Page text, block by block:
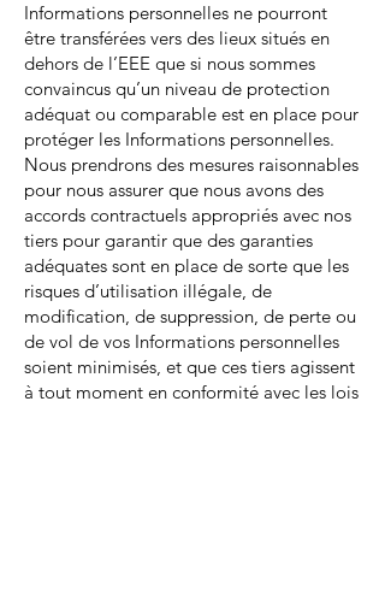
Informations personnelles ne pourront
être transférées vers des lieux situés en
dehors de l’EEE que si nous sommes
convaincus qu’un niveau de protection
adéquat ou comparable est en place pour
protéger les Informations personnelles.
Nous prendrons des mesures raisonnables
pour nous assurer que nous avons des
accords contractuels appropriés avec nos
tiers pour garantir que des garanties
adéquates sont en place de sorte que les
risques d’utilisation illégale, de
modification, de suppression, de perte ou
de vol de vos Informations personnelles
soient minimisés, et que ces tiers agissent
à tout moment en conformité avec les lois